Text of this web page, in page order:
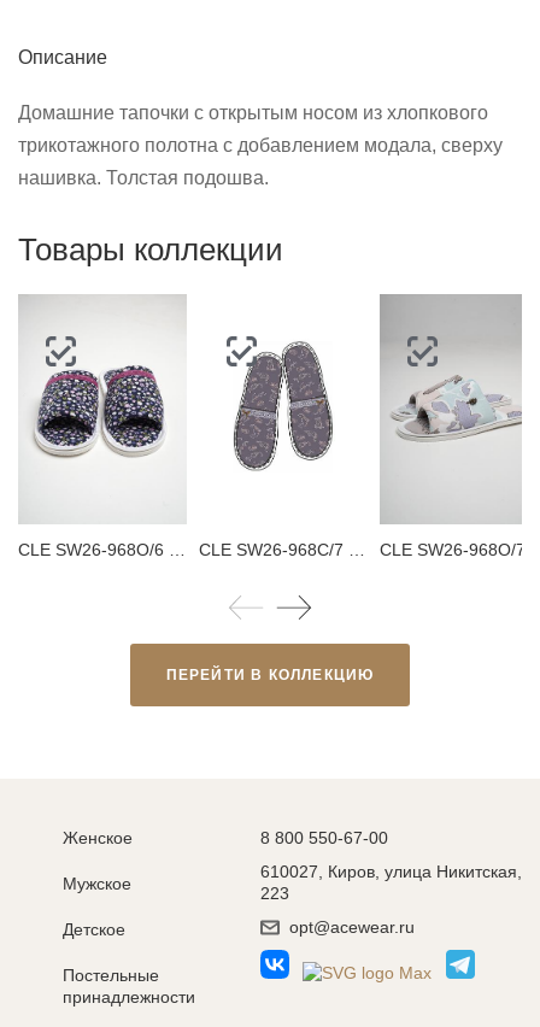
Описание
Домашние тапочки с открытым носом из хлопкового
трикотажного полотна с добавлением модала, сверху
нашивка. Толстая подошва.
Товары коллекции
ПЕРЕЙТИ В КОЛЛЕКЦИЮ
Женское
Мужское
Детское
Постельные
принадлежности
8 800 550-67-00
610027, Киров, улица Никитская,
223
opt@acewear.ru